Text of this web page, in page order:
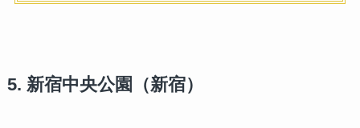
5. 新宿中央公園（新宿）